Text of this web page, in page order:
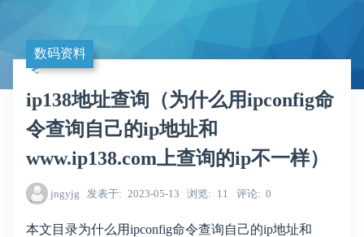
数码资料
ip138地址查询（为什么用ipconfig命
令查询自己的ip地址和
www.ip138.com上查询的ip不一样）
jngyjg 发表于 2023-05-13 浏览 11 评论 0
本文目录为什么用ipconfig命令查询自己的ip地址和